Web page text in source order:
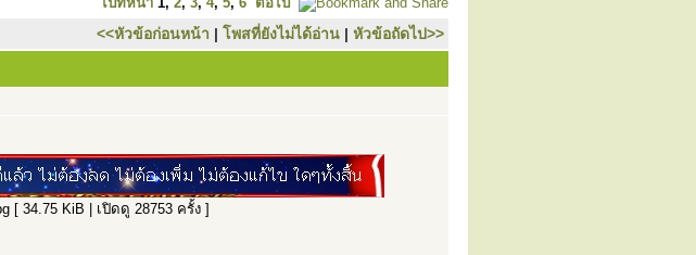
<<หัวข้อก่อนหน้า | โพสที่ยังไม่ได้อ่าน | หัวข้อถัดไป>>
[ 34.75 KiB | เปิดดู 28753 ครั้ง ]